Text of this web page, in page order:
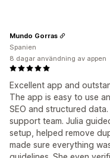
Excellent app and
The app is easy to use
SEO and structured
support team. Julia
setup, helped remove
made sure everything
Mundo Gorras
Spanien
8 dagar användning av appen